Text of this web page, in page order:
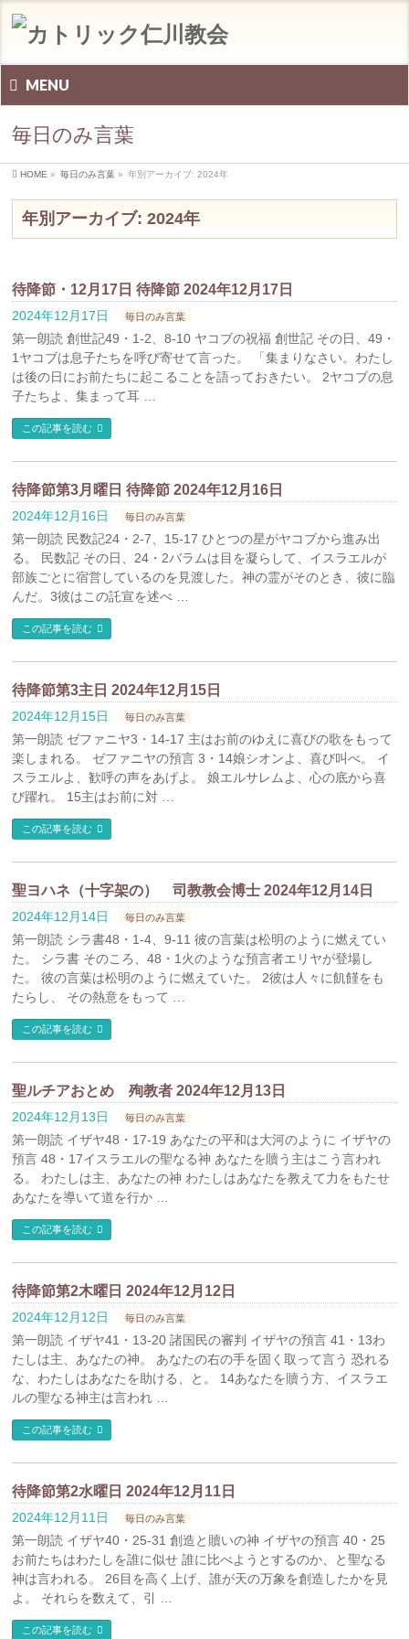
MENU
毎日のみ言葉
HOME » 毎日のみ言葉 » 年別アーカイブ: 2024年
年別アーカイブ: 2024年
待降節・12月17日 待降節 2024年12月17日
2024年12月17日 毎日のみ言葉
第一朗読 創世記49・1-2、8-10 ヤコブの祝福 創世記 その日、49・
1ヤコブは息子たちを呼び寄せて言った。 「集まりなさい。わたし
は後の日にお前たちに起こることを語っておきたい。 2ヤコブの息
子たちよ、集まって耳 …
この記事を読む
待降節第3月曜日 待降節 2024年12月16日
2024年12月16日 毎日のみ言葉
第一朗読 民数記24・2-7、15-17 ひとつの星がヤコブから進み出
る。 民数記 その日、24・2バラムは目を凝らして、イスラエルが
部族ごとに宿営しているのを見渡した。神の霊がそのとき、彼に臨
んだ。3彼はこの託宣を述べ …
この記事を読む
待降節第3主日 2024年12月15日
2024年12月15日 毎日のみ言葉
第一朗読 ゼファニヤ3・14-17 主はお前のゆえに喜びの歌をもって
楽しまれる。 ゼファニヤの預言 3・14娘シオンよ、喜び叫べ。 イ
スラエルよ、歓呼の声をあげよ。 娘エルサレムよ、心の底から喜
び躍れ。 15主はお前に対 …
この記事を読む
聖ヨハネ（十字架の） 司教教会博士 2024年12月14日
2024年12月14日 毎日のみ言葉
第一朗読 シラ書48・1-4、9-11 彼の言葉は松明のように燃えてい
た。 シラ書 そのころ、48・1火のような預言者エリヤが登場し
た。 彼の言葉は松明のように燃えていた。 2彼は人々に飢饉をも
たらし、 その熱意をもって …
この記事を読む
聖ルチアおとめ 殉教者 2024年12月13日
2024年12月13日 毎日のみ言葉
第一朗読 イザヤ48・17-19 あなたの平和は大河のように イザヤの
預言 48・17イスラエルの聖なる神 あなたを贖う主はこう言われ
る。 わたしは主、あなたの神 わたしはあなたを教えて力をもたせ
あなたを導いて道を行か …
この記事を読む
待降節第2木曜日 2024年12月12日
2024年12月12日 毎日のみ言葉
第一朗読 イザヤ41・13-20 諸国民の審判 イザヤの預言 41・13わ
たしは主、あなたの神。 あなたの右の手を固く取って言う 恐れる
な、わたしはあなたを助ける、と。 14あなたを贖う方、イスラエ
ルの聖なる神主は言われ …
この記事を読む
待降節第2水曜日 2024年12月11日
2024年12月11日 毎日のみ言葉
第一朗読 イザヤ40・25-31 創造と贖いの神 イザヤの預言 40・25
お前たちはわたしを誰に似せ 誰に比べようとするのか、と聖なる
神は言われる。 26目を高く上げ、誰が天の万象を創造したかを見
よ。 それらを数えて、引 …
この記事を読む